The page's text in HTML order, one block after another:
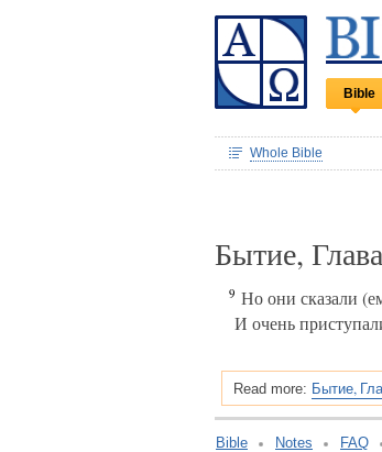
Bible
Whole Bible
Бытие, Глава
9 Но они сказали
И очень
Read more: Бытие,
Bible Notes FAQ